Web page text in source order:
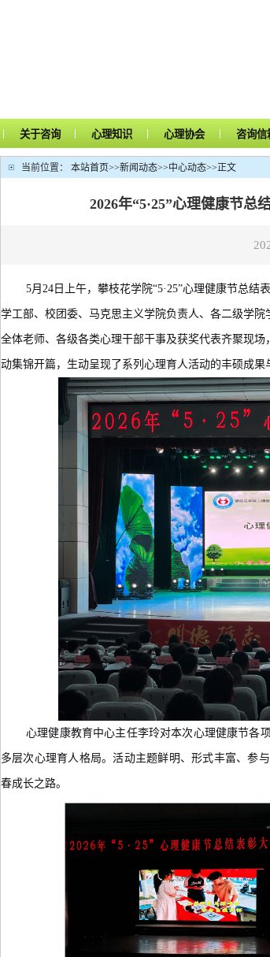
| 关于咨询 | 心理知识 | 心理协会 | 咨询信
当前位置： 本站首页>>新闻动态>>中心动态>>正文
2026年“5·25”心理健康节总
5月24日上午，攀枝花学院“5·25”心理健康节总
学工部、校团委、 马克思主义学院负责人、各二级学院
全体老师、各级各类心理干部干事及获奖代表齐聚现场
动集锦开篇 ， 生动呈现了系列心理育人活动的丰硕成果
心理健康教育中心主任李玲对本次心理健康节各
多层次心理育人格局。活动主题鲜明、形式丰富、参
春成长之路。